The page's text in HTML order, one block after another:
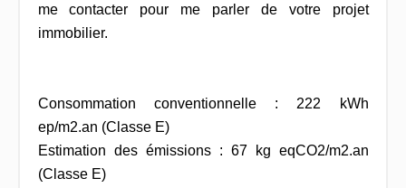
me contacter pour me parler de votre projet
immobilier.
Consommation conventionnelle : 222 kWh
ep/m2.an (Classe E)
Estimation des émissions : 67 kg eqCO2/m2.an
(Classe E)